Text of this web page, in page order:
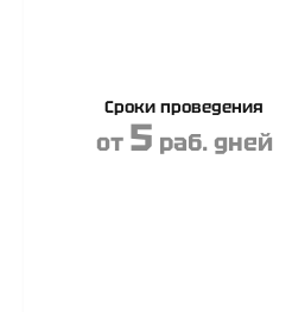
Сроки проведения
от 5 раб. дней